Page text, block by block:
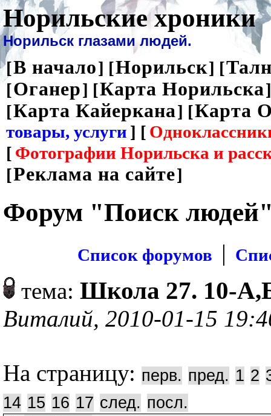
Норильские хроники
Норильск глазами людей.
[В начало] [Норильск] [
[Оганер] [Карта Норильска
[Карта Кайеркана] [Карта
товары, услуги ] [
[ Фотографии Норильска и
[Реклама на сайте]
Форум "Поиск
Список форумов |
тема: Школа 27. 10-
Виталий, 2010-01-15
На страницу: перв. пред. 1 2
14 15 16 17 след. посл.